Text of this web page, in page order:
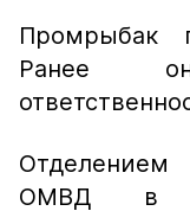
Промрыбак
Ранее
Отделением
ОМВД в